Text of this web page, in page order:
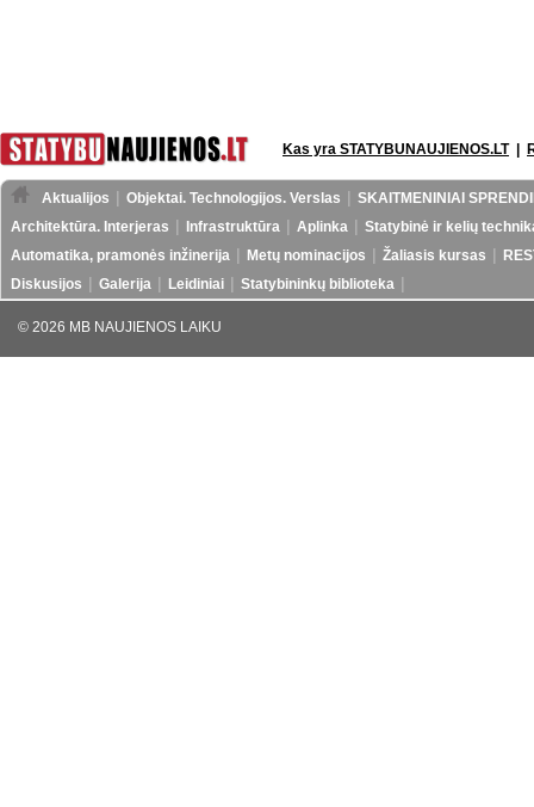
Kas yra STATYBUNAUJIENOS.LT|
Aktualijos Objektai. Technologijos. Verslas
SKAITMENINIAI
Architektūra. Interjeras
Infrastruktūra Aplinka
Statybinė ir kelių
Automatika, pramonės inžinerija
Metų nominacijos Žaliasis kursas
Diskusijos
Galerija Leidiniai Statybininkų biblioteka
© 2026 MB NAUJIENOS LAIKU